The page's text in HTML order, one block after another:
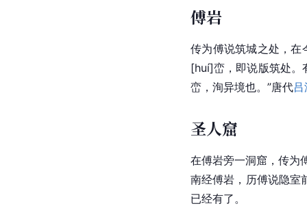
傅岩
传为傅说筑城之处，在
[huí]峦，即说版筑处。
峦，洵异境也。”唐代
圣人窟
在傅岩旁一洞窟，传为
南经傅岩，历傅说隐室
已经有了。